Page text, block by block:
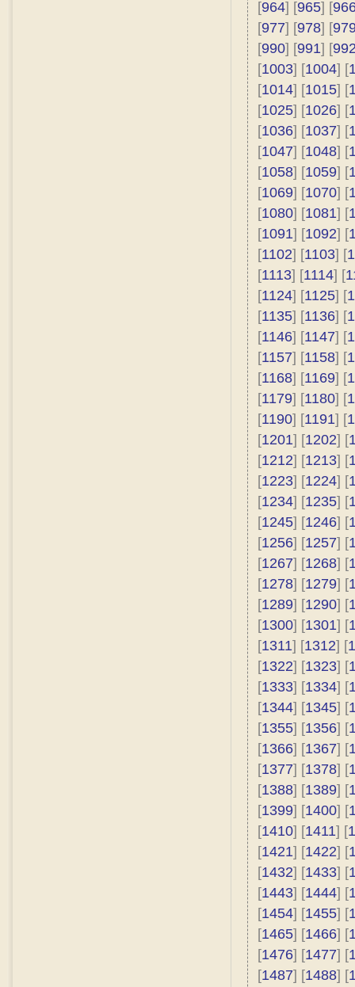
[964] [965] [
[977] [978] [
[990] [991] [
[1003] [1004] [
[1014] [1015] [
[1025] [1026] [
[1036] [1037] [
[1047] [1048] [
[1058] [1059] [
[1069] [1070] [
[1080] [1081] [
[1091] [1092] [
[1102] [1103] [
[1113] [1114] [
[1124] [1125] [
[1135] [1136] [
[1146] [1147] [
[1157] [1158] [
[1168] [1169] [
[1179] [1180] [
[1190] [1191] [
[1201] [1202] [
[1212] [1213] [
[1223] [1224] [
[1234] [1235] [
[1245] [1246] [
[1256] [1257] [
[1267] [1268] [
[1278] [1279] [
[1289] [1290] [
[1300] [1301] [
[1311] [1312] [
[1322] [1323] [
[1333] [1334] [
[1344] [1345] [
[1355] [1356] [
[1366] [1367] [
[1377] [1378] [
[1388] [1389] [
[1399] [1400] [
[1410] [1411] [
[1421] [1422] [
[1432] [1433] [
[1443] [1444] [
[1454] [1455] [
[1465] [1466] [
[1476] [1477] [
[1487] [1488] [